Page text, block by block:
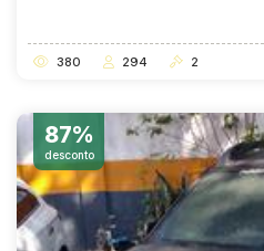
380 294 2
87%
desconto